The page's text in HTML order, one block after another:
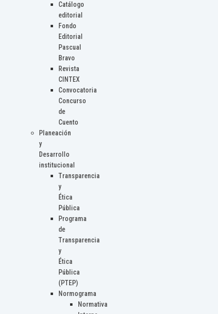
Catálogo
editorial
Fondo
Editorial
Pascual
Bravo
Revista
CINTEX
Convocatoria
Concurso
de
Cuento
Planeación
y
Desarrollo
institucional
Transparencia
y
Ética
Pública
Programa
de
Transparencia
y
Ética
Pública
(PTEP)
Normograma
Normativa